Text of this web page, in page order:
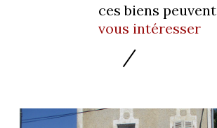
ces biens peuvent
vous intéresser